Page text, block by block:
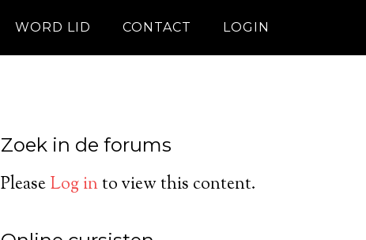
WORD LID CONTACT LOGIN
Zoek in de forums
PleaseLog into view this content.